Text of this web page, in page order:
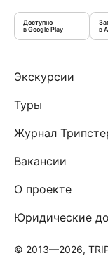
Доступно
в Google Play
в
Экскурсии
Туры
Журнал
Вакансии
О проекте
Юридические
© 2013—2026,